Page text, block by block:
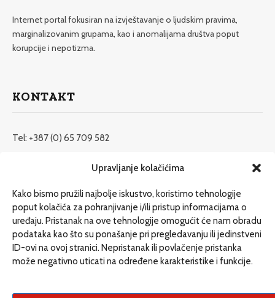
Upravljanje kolačićima
Kako bismo pružili najbolje iskustvo, koristimo tehnologije
poput kolačića za pohranjivanje i/ili pristup informacijama o
uređaju. Pristanak na ove tehnologije omogućit će nam obradu
podataka kao što su ponašanje pri pregledavanju ili jedinstveni
ID-ovi na ovoj stranici. Nepristanak ili povlačenje pristanka
može negativno uticati na određene karakteristike i funkcije.
Internet portal fokusiran na izvještavanje o ljudskim pravima,
marginalizovanim grupama, kao i anomalijama društva poput
korupcije i nepotizma.
KONTAKT
Tel: +387 (0) 65 709 582
redakcija@etrafika.net
Dosije
Drugi pišu
Društvo